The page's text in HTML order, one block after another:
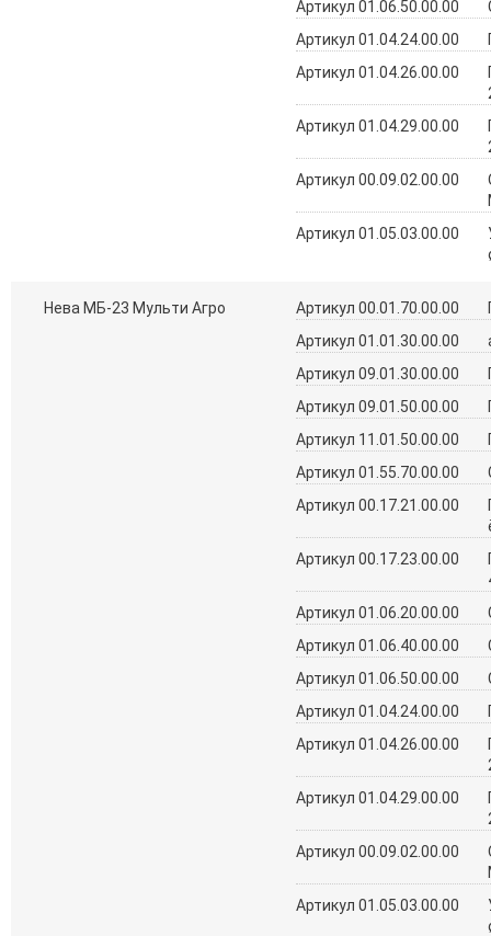
Артикул 01.06.50.00.00
Артикул 01.04.24.00.00
Артикул 01.04.26.00.00
Артикул 01.04.29.00.00
Артикул 00.09.02.00.00
Артикул 01.05.03.00.00
Нева МБ-23 Мульти Агро Артикул 00.01.70.00.00
Артикул 01.01.30.00.00
Артикул 09.01.30.00.00
Артикул 09.01.50.00.00
Артикул 11.01.50.00.00
Артикул 01.55.70.00.00
Артикул 00.17.21.00.00
Артикул 00.17.23.00.00
Артикул 01.06.20.00.00
Артикул 01.06.40.00.00
Артикул 01.06.50.00.00
Артикул 01.04.24.00.00
Артикул 01.04.26.00.00
Артикул 01.04.29.00.00
Артикул 00.09.02.00.00
Артикул 01.05.03.00.00